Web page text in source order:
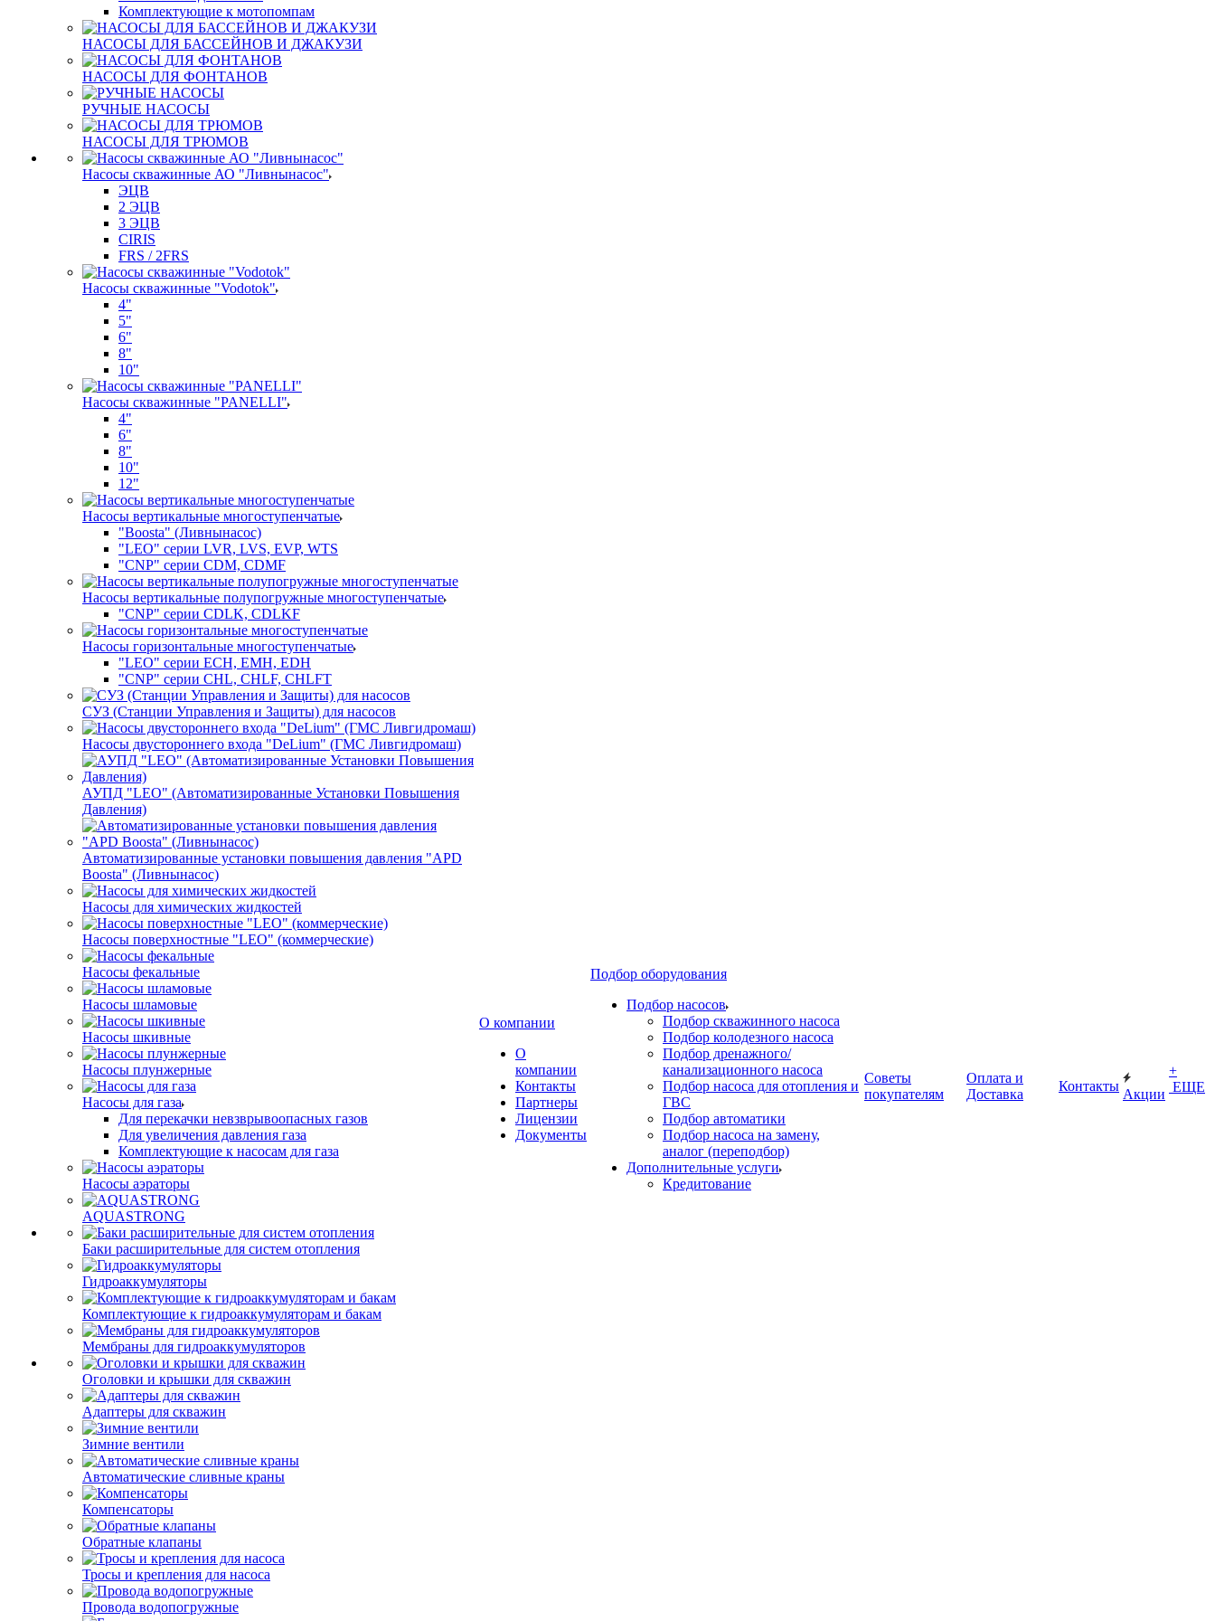
Комплектующие к мотопомпам
НАСОСЫ ДЛЯ БАССЕЙНОВ И ДЖАКУЗИ
НАСОСЫ ДЛЯ ФОНТАНОВ
РУЧНЫЕ НАСОСЫ
НАСОСЫ ДЛЯ ТРЮМОВ
Насосы скважинные АО "Ливнынасос"
ЭЦВ
2 ЭЦВ
3 ЭЦВ
CIRIS
FRS / 2FRS
Насосы скважинные "Vodotok"
4"
5"
6"
8"
10"
Насосы скважинные "PANELLI"
4"
6"
8"
10"
12"
Насосы вертикальные многоступенчатые
"Boosta" (Ливнынасос)
"LEO" серии LVR, LVS, EVP, WTS
"CNP" серии CDM, CDMF
Насосы вертикальные полупогружные многоступенчатые
"CNP" серии CDLK, CDLKF
Насосы горизонтальные многоступенчатые
"LEO" серии ECH, EMH, EDH
"CNP" серии CHL, CHLF, CHLFT
СУЗ (Станции Управления и Защиты) для насосов
Насосы двустороннего входа "DeLium" (ГМС Ливгидромаш)
АУПД "LEO" (Автоматизированные Установки Повышения
Давления)
Автоматизированные установки повышения давления "APD
Boosta" (Ливнынасос)
Насосы для химических жидкостей
Насосы поверхностные "LEO" (коммерческие)
Насосы фекальные
Насосы шламовые
Насосы шкивные
Насосы плунжерные
Насосы для газа
Для перекачки невзврывоопасных газов
Для увеличения давления газа
Комплектующие к насосам для газа
Насосы аэраторы
AQUASTRONG
Баки расширительные для систем отопления
Гидроаккумуляторы
Комплектующие к гидроаккумуляторам и бакам
Мембраны для гидроаккумуляторов
Оголовки и крышки для скважин
Адаптеры для скважин
Зимние вентили
Автоматические сливные краны
Компенсаторы
Обратные клапаны
Тросы и крепления для насоса
Провода водопогружные
О компании
О
компании
Контакты
Партнеры
Лицензии
Документы
Подбор оборудования
Подбор насосов
Подбор скважинного насоса
Подбор колодезного насоса
Подбор дренажного/
канализационного насоса
Подбор насоса для отопления и
ГВС
Подбор автоматики
Подбор насоса на замену,
аналог (переподбор)
Дополнительные услуги
Кредитование
Советы
покупателям
Оплата и
Доставка
Контакты
Акции
+
ЕЩЕ